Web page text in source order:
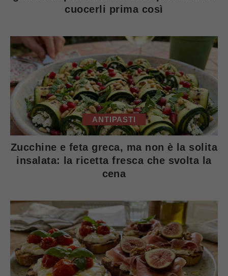
cuocerli prima così
ANTIPASTI
Zucchine e feta greca, ma non è la solita
insalata: la ricetta fresca che svolta la
cena